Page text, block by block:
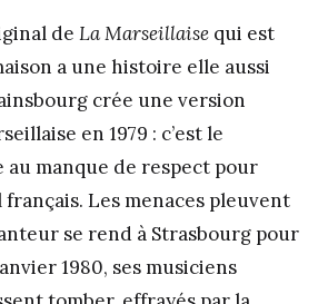
de La Marseillaise qui est
a une histoire elle aussi
crée une version
en 1979 : c’est le
au manque de respect pour
français. Les menaces pleuvent
se rend à Strasbourg pour
1980, ses musiciens